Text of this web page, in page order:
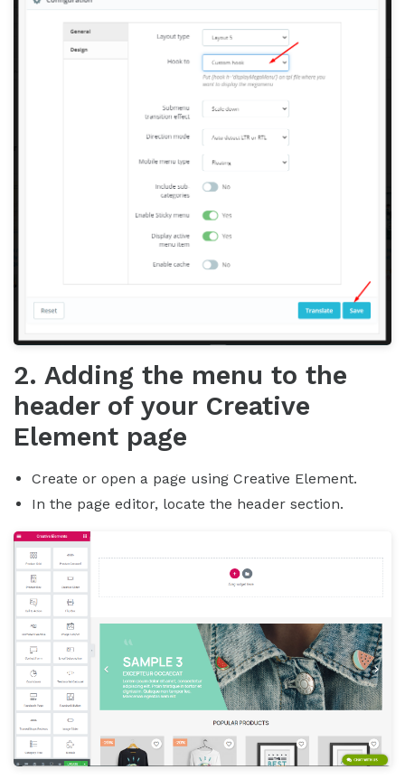
2. Adding the menu to the
header of your Creative
Element page
Create or open a page using Creative Element.
In the page editor, locate the header section.